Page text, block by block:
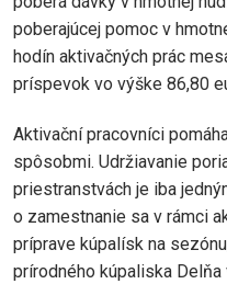
poberajúcej pomoc v
hodín aktivačných prác
príspevok vo výške 86,80
Aktivační pracovníci
spôsobmi. Udržiavanie
priestranstvách je iba
o zamestnanie sa v rámci
príprave kúpalísk na
prírodného kúpaliska